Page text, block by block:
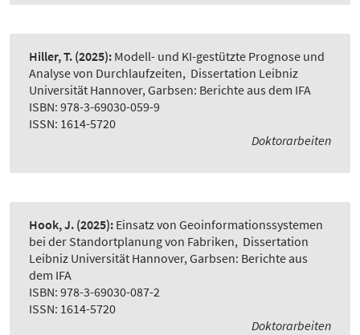
Hiller, T. (2025): Modell- und KI-gestützte Prognose und
Analyse von Durchlaufzeiten, Dissertation Leibniz
Universität Hannover, Garbsen: Berichte aus dem IFA
ISBN: 978-3-69030-059-9
ISSN: 1614-5720
Doktorarbeiten
Hook, J. (2025): Einsatz von Geoinformationssystemen
bei der Standortplanung von Fabriken, Dissertation
Leibniz Universität Hannover, Garbsen: Berichte aus
dem IFA
ISBN: 978-3-69030-087-2
ISSN: 1614-5720
Doktorarbeiten